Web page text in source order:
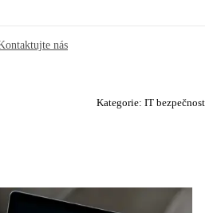
nás
Kategorie: IT bezpečnost